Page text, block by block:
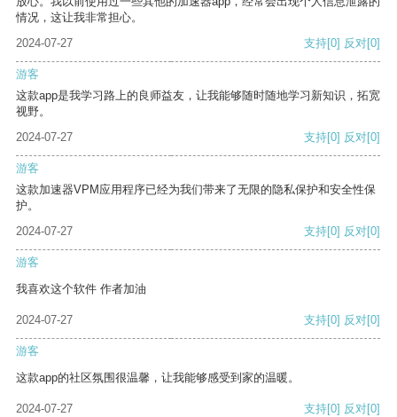
情况，这让我非常担心。
2024-07-27
支持[0] 反对[0]
游客
这款app是我学习路上的良师益友，让我能够随时随地学习新知识，拓宽
视野。
2024-07-27
支持[0] 反对[0]
游客
这款加速器VPM应用程序已经为我们带来了无限的隐私保护和安全性保
护。
2024-07-27
支持[0] 反对[0]
游客
我喜欢这个软件 作者加油
2024-07-27 支持[0] 反对[0]
游客
这款app的社区氛围很温馨，让我能够感受到家的温暖。
2024-07-27 支持[0] 反对[0]